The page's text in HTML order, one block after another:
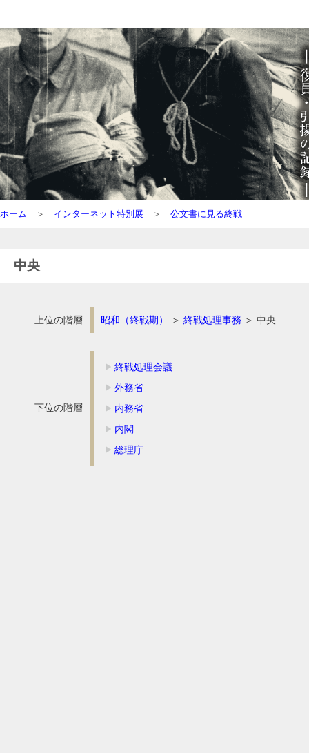
ホーム ＞ インターネット特別展 ＞ 公文書に見る終戦
中央
上位の階層 昭和（終戦期） ＞ 終戦処理事務 ＞ 中央
下位の階層
終戦処理会議
外務省
内務省
内閣
総理庁